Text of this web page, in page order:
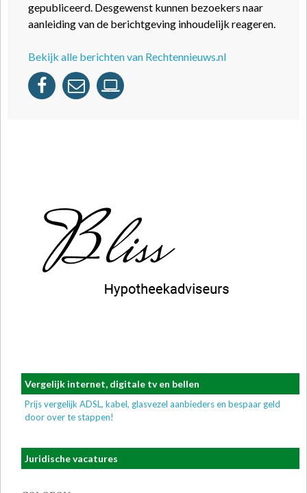
gepubliceerd. Desgewenst kunnen bezoekers naar
aanleiding van de berichtgeving inhoudelijk reageren.
Bekijk alle berichten van Rechtennieuws.nl
Vergelijk internet, digitale tv en bellen
Prijs vergelijk ADSL, kabel, glasvezel aanbieders en bespaar geld
door over te stappen!
Juridische vacatures